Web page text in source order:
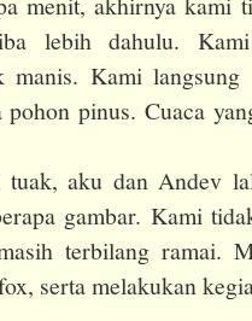
lebih dahulu.
manis. Kami
pinus. Cuaca
tuak, aku dan Andev
gambar. Kami
terbilang ramai.
serta melakukan